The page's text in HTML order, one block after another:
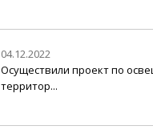
04.12.2022
Осуществили проект по
территор...